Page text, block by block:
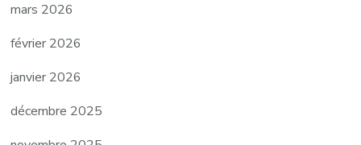
mars 2026
février 2026
janvier 2026
décembre 2025